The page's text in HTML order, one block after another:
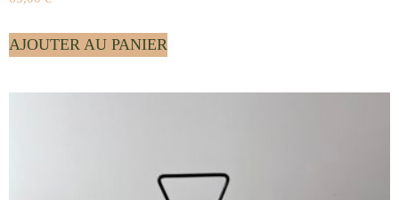
AJOUTER AU PANIER